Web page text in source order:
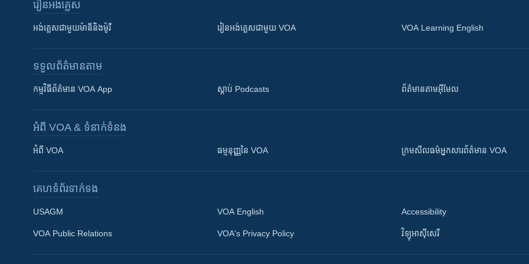
រៀន​​អង់គ្លេស
អង់គ្លេស​ជាមួយ​ម៉ានី​និង​ម៉ូរី រៀន​​​​​​អង់គ្លេស​​ជាមួយ VOA VOA Learning English
ទទួល​ព័ត៌មាន​តាម
កម្មវិធី​ព័ត៌មាន VOA App ស្តាប់ Podcasts ព័ត៌មាន​តាម​អ៊ីមែល
អំពី​ VOA & ទំនាក់ទំនង
អំពី​ VOA ធម្មនុញ្ញ​នៃ VOA ក្រម​​​សីលធម៌​​​អ្នក​​​សារព័ត៌មាន VOA
គេហទំព័រ​​ទាក់ទង
USAGM
VOA Public Relations
VOA English
VOA's Privacy Policy
Accessibility
វិទ្យុ​អាស៊ី​សេរី